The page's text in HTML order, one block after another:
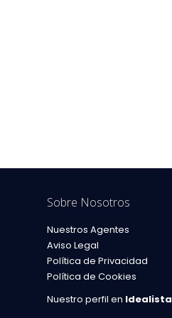
Sobre Nosotros
Nuestros Agentes
Aviso Legal
Política de Privacidad
Política de Cookies
Nuestro perfil en Idealista